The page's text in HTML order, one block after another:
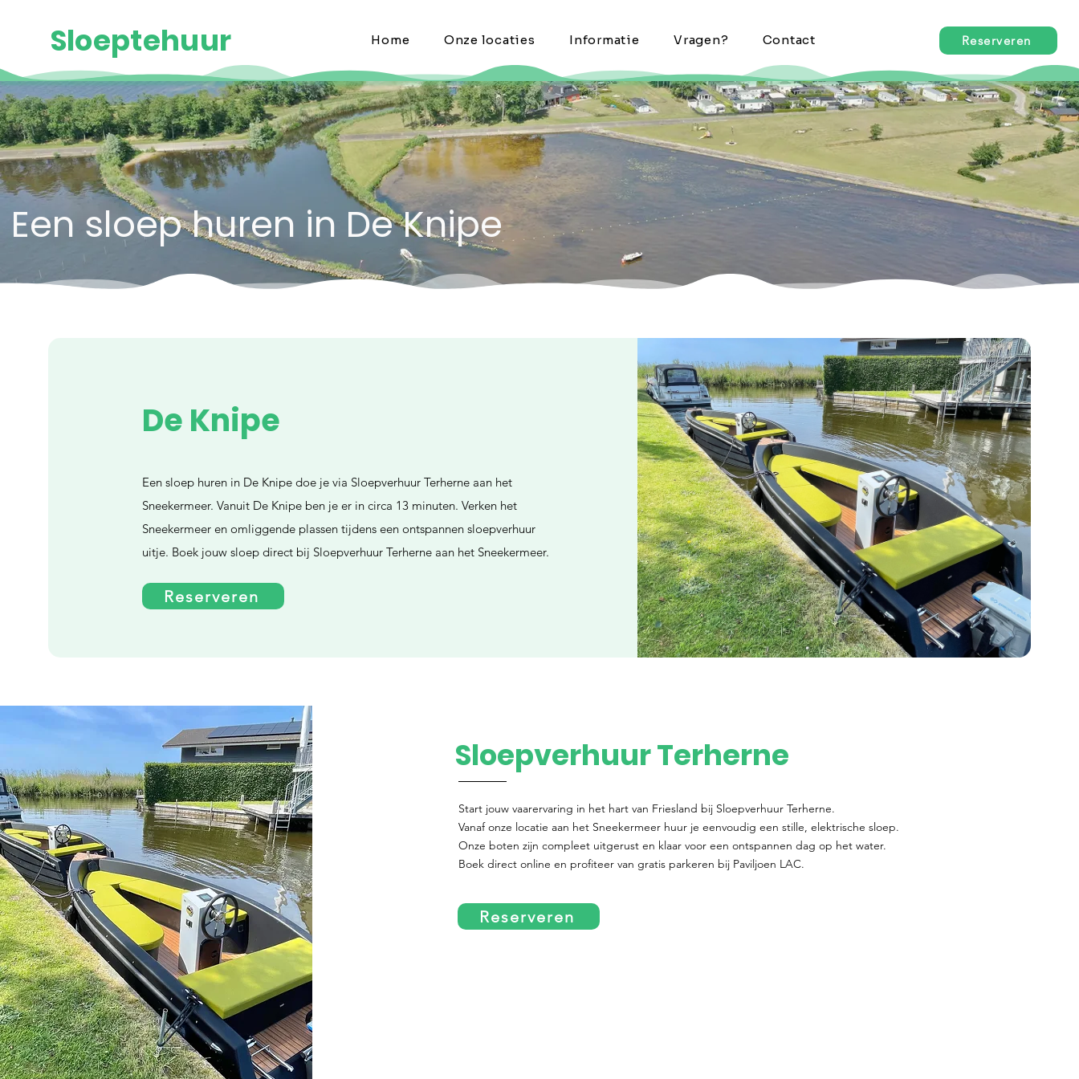
Sloeptehuur Home Onze locaties Informatie Vragen? Contact Reserveren
Een sloep huren in De Knipe
De Knipe
Een sloep huren in De Knipe doe je via Sloepverhuur Terherne aan het
Sneekermeer. Vanuit De Knipe ben je er in circa 13 minuten. Verken het
Sneekermeer en omliggende plassen tijdens een ontspannen sloepverhuur
uitje. Boek jouw sloep direct bij Sloepverhuur Terherne aan het Sneekermeer.
Reserveren
Sloepverhuur Terherne
Start jouw vaarervaring in het hart van Friesland bij Sloepverhuur Terherne.
Vanaf onze locatie aan het Sneekermeer huur je eenvoudig een stille, elektrische sloep.
Onze boten zijn compleet uitgerust en klaar voor een ontspannen dag op het water.
Boek direct online en profiteer van gratis parkeren bij Paviljoen LAC.
Reserveren